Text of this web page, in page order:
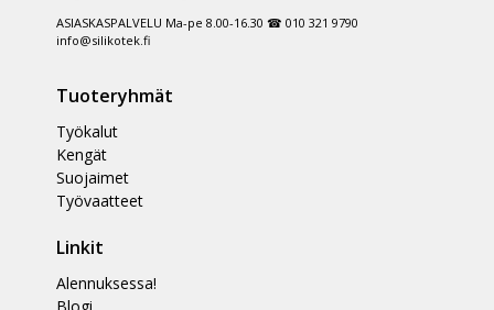
ASIASKASPALVELU Ma-pe 8.00-16.30 ☎ 010 321 9790
info@silikotek.fi
Tuoteryhmät
Työkalut
Kengät
Suojaimet
Työvaatteet
Linkit
Alennuksessa!